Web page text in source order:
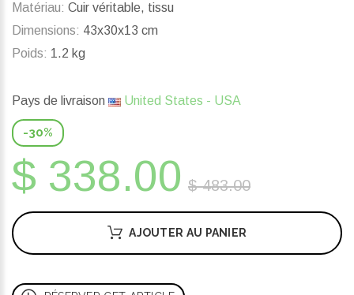
Matériau: Cuir véritable, tissu
Dimensions: 43x30x13 cm
Poids: 1.2 kg
Pays de livraison United States - USA
-30%
$ 338.00 $ 483.00
AJOUTER AU PANIER